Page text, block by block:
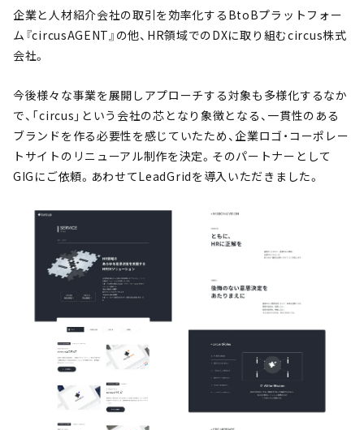
企業と人材紹介会社の取引を効率化するBtoBプラットフォー
ム『circusAGENT』の他、HR領域でのDXに取り組むcircus株式
会社。
今後様々な事業を展開しアプローチする対象も多様化するなか
で、「circus」という会社の芯となり象徴となる、一貫性のある
ブランドを作る必要性を感じていたため、企業ロゴ・コーポレー
トサイトのリニューアル制作を決定。そのパートナーとして
GIGにご依頼。あわせてLeadGridを導入いただきました。